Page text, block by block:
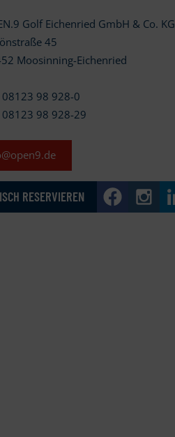
Golf Eichenried GmbH & Co. KG
45
Moosinning-Eichenried
08123 98 928-0
08123 98 928-29
RESERVIEREN